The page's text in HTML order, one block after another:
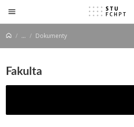
Prejsť na obsah
... Dokumenty
Fakulta